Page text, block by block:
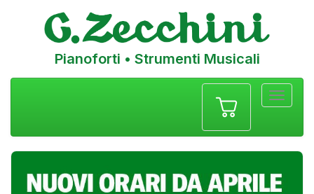
Pianoforti • Strumenti Musicali